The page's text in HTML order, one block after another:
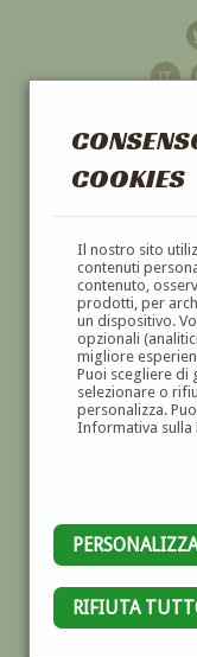
COOKIES
Il nostro sito
contenuti
contenuto,
prodotti, per
un dispositivo.
opzionali
migliore
Puoi scegliere di
selezionare o
personalizza.
Informativa sulla
PERSONALIZZA
RIFIUTA
LAGO